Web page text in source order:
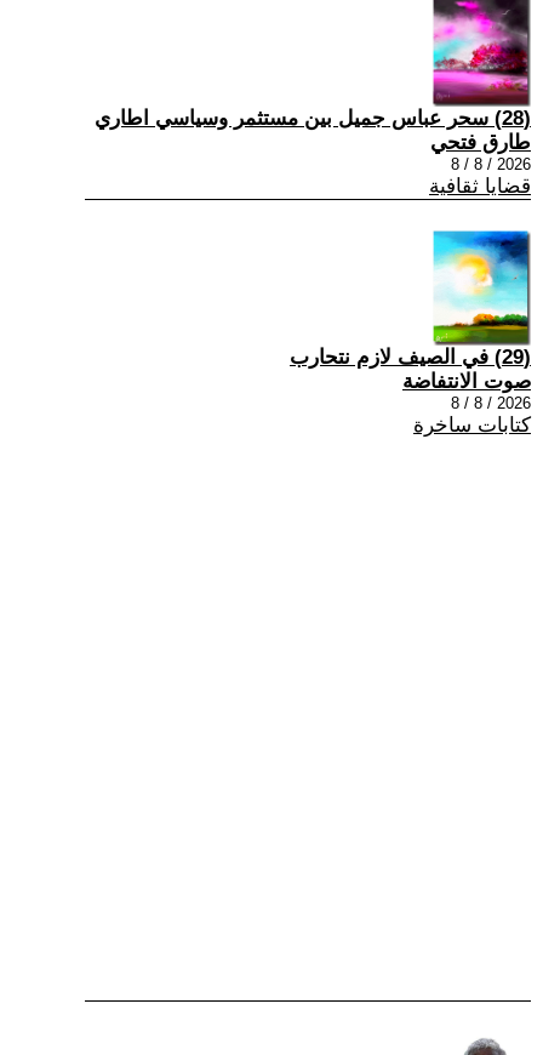
(28) سحر عباس جميل بين مستثمر وسياسي اطاري
طارق فتحي
2026 / 8 / 8
قضايا ثقافية
(29) في الصيف لازم نتحارب
صوت الانتفاضة
2026 / 8 / 8
كتابات ساخرة